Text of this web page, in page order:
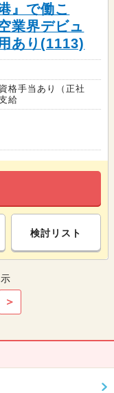
』で働こ
業界デビュ
あり(1113)
手当あり（正社
給
検討リスト
＞